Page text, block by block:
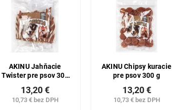
AKINU Jahňacie
Twister pre psov 300
10,73 € bez DPH
13,20 €
AKINU Chipsy kuracie
pre psov 300 g
10,73 € bez DPH
13,20 €